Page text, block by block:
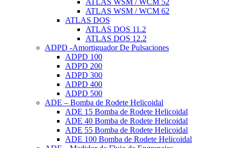
ATLAS WSM / WCM 52
ATLAS WSM / WCM 62
ATLAS DOS
ATLAS DOS 11.2
ATLAS DOS 12.2
ADPD -Amortiguador De Pulsaciones
ADPD 100
ADPD 200
ADPD 300
ADPD 400
ADPD 500
ADE – Bomba de Rodete Helicoidal
ADE 15 Bomba de Rodete Helicoidal
ADE 40 Bomba de Rodete Helicoidal
ADE 55 Bomba de Rodete Helicoidal
ADE 100 Bomba de Rodete Helicoidal